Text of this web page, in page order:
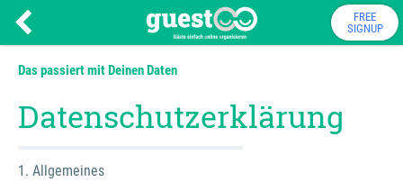
FREE
SIGNUP
Das passiert mit Deinen Daten
Datenschutzerklärung
1. Allgemeines